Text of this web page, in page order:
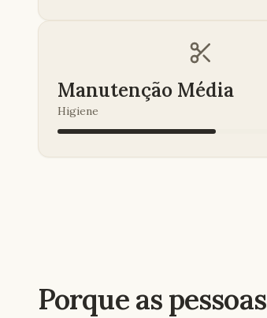
Manutenção Média
Higiene
Porque as